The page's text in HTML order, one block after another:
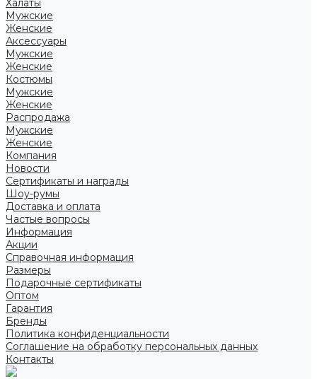
Халаты
Мужские
Женские
Аксессуары
Мужские
Женские
Костюмы
Мужские
Женские
Распродажа
Мужские
Женские
Компания
Новости
Сертификаты и награды
Шоу-румы
Доставка и оплата
Частые вопросы
Информация
Акции
Справочная информация
Размеры
Подарочные сертификаты
Оптом
Гарантия
Бренды
Политика конфиденциальности
Соглашение на обработку персональных данных
Контакты